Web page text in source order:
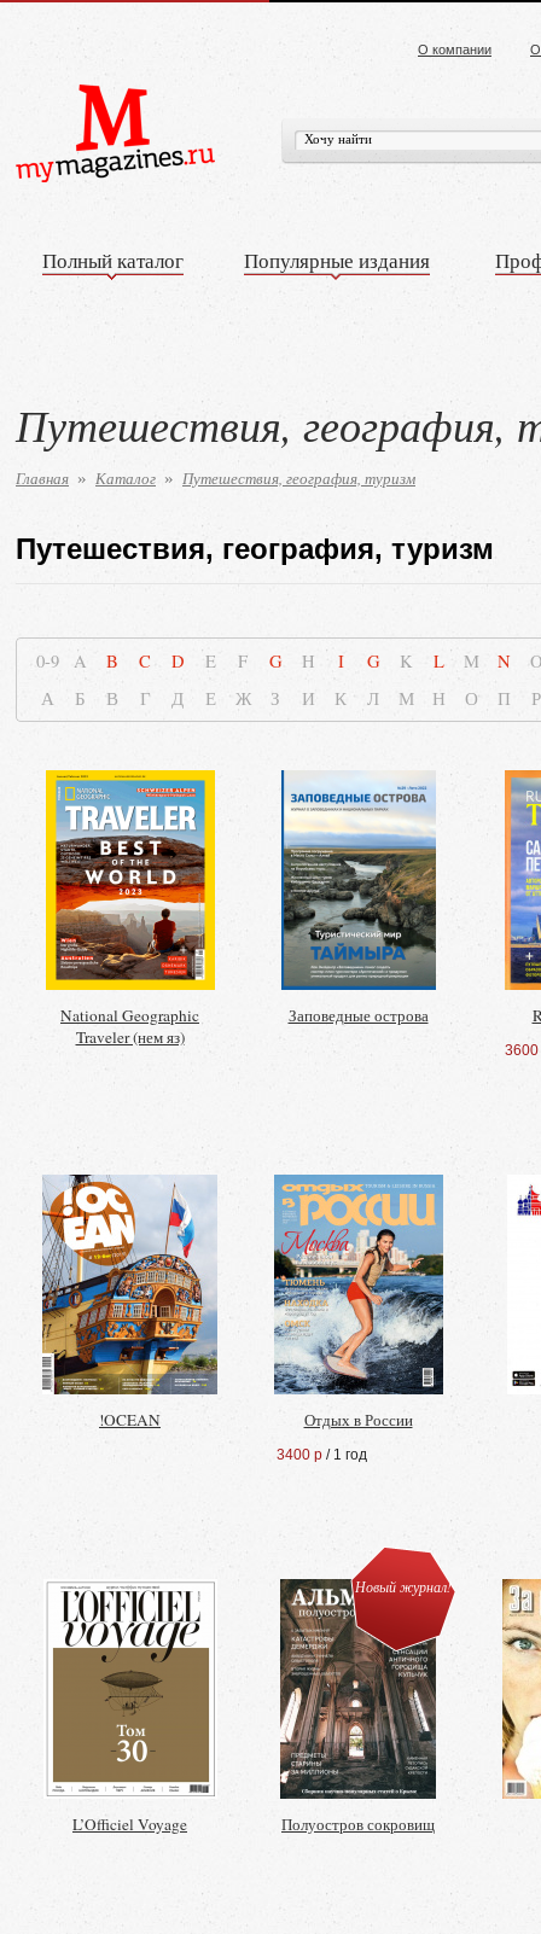
О компании
Полный каталог Популярные издания
Путешествия, география,
Главная » Каталог » Путешествия, география, туризм
Путешествия, география, туризм
0-9 A B C D E F G H I G K L M N
А
Б В Г Д Е Ж З И К Л М Н О П Р
National Geographic
Traveler (нем яз)
Заповедные острова
3600
!OCEAN Отдых в России
3400 р / 1 год
L’Officiel Voyage
Новый журнал!
Полуостров сокровищ